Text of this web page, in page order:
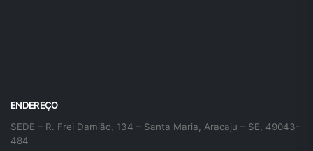
ENDEREÇO
SEDE – R. Frei Damião, 134 – Santa Maria, Aracaju – SE, 49043-
484